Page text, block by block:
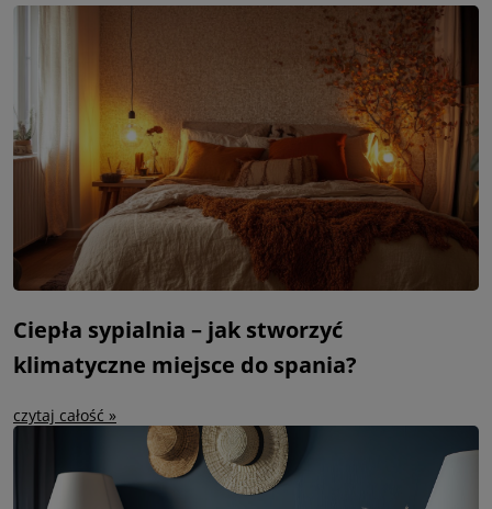
Ciepła sypialnia – jak stworzyć
klimatyczne miejsce do spania?
czytaj całość »